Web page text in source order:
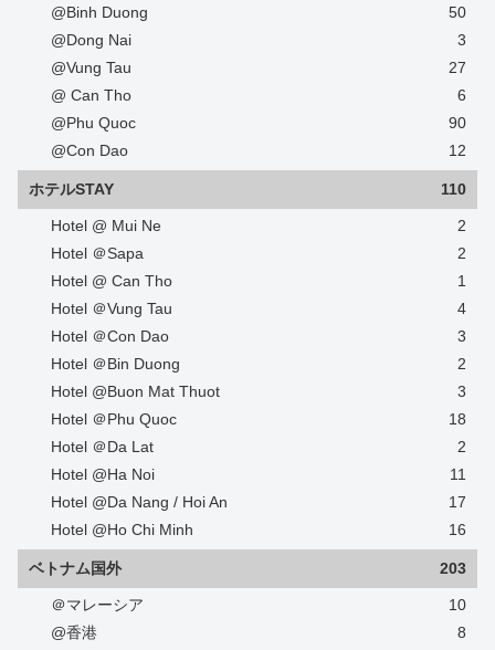
@Binh Duong
50
@Dong Nai
3
@Vung Tau
27
@ Can Tho
6
@Phu Quoc
90
@Con Dao
12
ホテルSTAY 110
Hotel @ Mui Ne
2
Hotel ＠Sapa
2
Hotel @ Can Tho
1
Hotel ＠Vung Tau
4
Hotel ＠Con Dao
3
Hotel ＠Bin Duong
2
Hotel @Buon Mat Thuot
3
Hotel ＠Phu Quoc
18
Hotel ＠Da Lat
2
Hotel @Ha Noi
11
Hotel @Da Nang / Hoi An
17
Hotel @Ho Chi Minh
16
ベトナム国外 203
＠マレーシア
10
@香港
8